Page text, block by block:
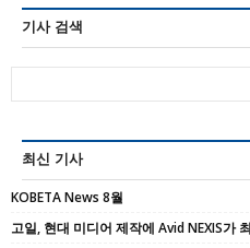
기사 검색
최신 기사
KOBETA News 8월
고일, 현대 미디어 제작에 Avid NEXIS가